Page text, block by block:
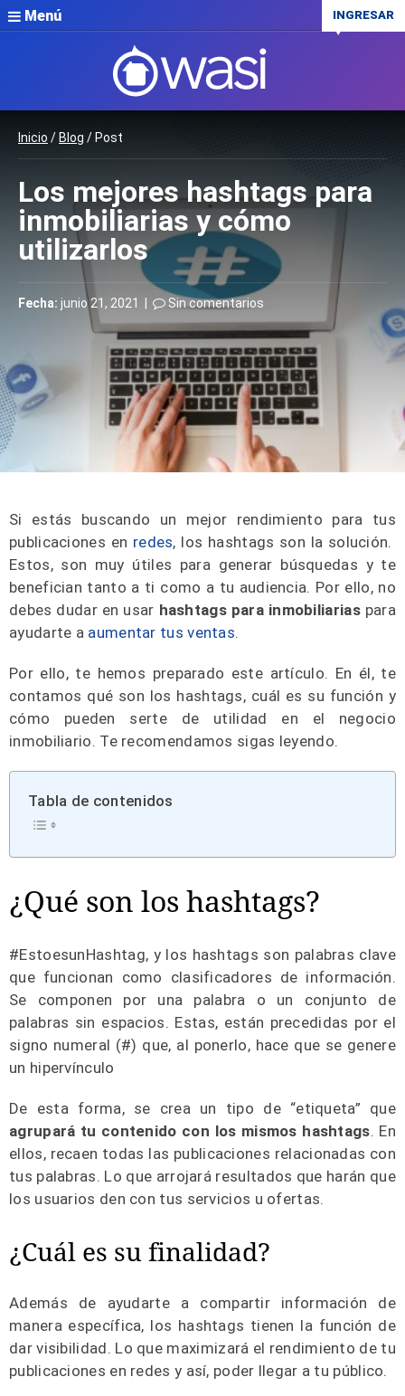
Menú INGRESAR
Inicio / Blog / Post
Los mejores hashtags para
inmobiliarias y cómo
utilizarlos
Fecha: junio 21, 2021 | Sin comentarios
Si estás buscando un mejor rendimiento para tus
publicaciones en redes, los hashtags son la solución.
Estos, son muy útiles para generar búsquedas y te
benefician tanto a ti como a tu audiencia. Por ello, no
debes dudar en usar hashtags para inmobiliariaspara
ayudarte a aumentar tus ventas.
Por ello, te hemos preparado este artículo. En él, te
contamos qué son los hashtags, cuál es su función y
cómo pueden serte de utilidad en el negocio
inmobiliario. Te recomendamos sigas leyendo.
Tabla de contenidos
¿Qué son los hashtags?
#EstoesunHashtag, y los hashtags son palabras clave
que funcionan como clasificadores de información.
Se componen por una palabra o un conjunto de
palabras sin espacios. Estas, están precedidas por el
signo numeral (#) que, al ponerlo, hace que se genere
un hipervínculo
De esta forma, se crea un tipo de “etiqueta” que
agrupará tu contenido con los mismos hashtags. En
ellos, recaen todas las publicaciones relacionadas con
tus palabras. Lo que arrojará resultados que harán que
los usuarios den con tus servicios u ofertas.
¿Cuál es su finalidad?
Además de ayudarte a compartir información de
manera específica, los hashtags tienen la función de
dar visibilidad. Lo que maximizará el rendimiento de tu
publicaciones en redes y así, poder llegar a tu público.